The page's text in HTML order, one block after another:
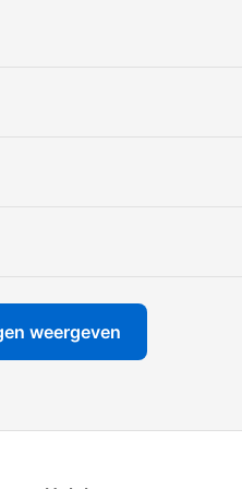
voor te lezen en
ook een
van liefde, vrijheid
weergeven